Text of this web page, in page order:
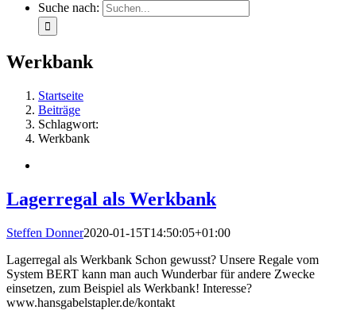
Suche nach:
Werkbank
Startseite
Beiträge
Schlagwort:
Werkbank
Lagerregal als Werkbank
Steffen Donner2020-01-15T14:50:05+01:00
Lagerregal als Werkbank Schon gewusst? Unsere Regale vom
System BERT kann man auch Wunderbar für andere Zwecke
einsetzen, zum Beispiel als Werkbank! Interesse?
www.hansgabelstapler.de/kontakt